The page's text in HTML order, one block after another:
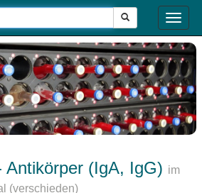
Toggle
Antikörper (IgA, IgG) im
(verschieden)